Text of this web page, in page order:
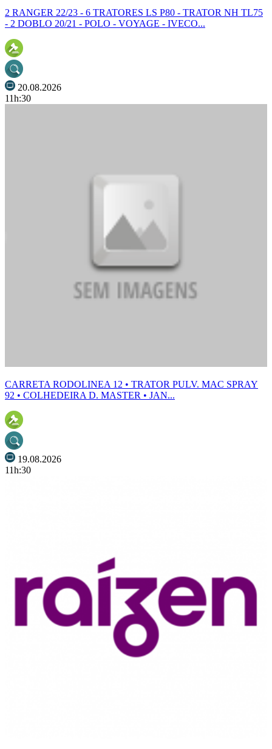
2 RANGER 22/23 - 6 TRATORES LS P80 - TRATOR NH TL75
- 2 DOBLO 20/21 - POLO - VOYAGE - IVECO...
20.08.2026
11h:30
CARRETA RODOLINEA 12 • TRATOR PULV. MAC SPRAY
92 • COLHEDEIRA D. MASTER • JAN...
19.08.2026
11h:30